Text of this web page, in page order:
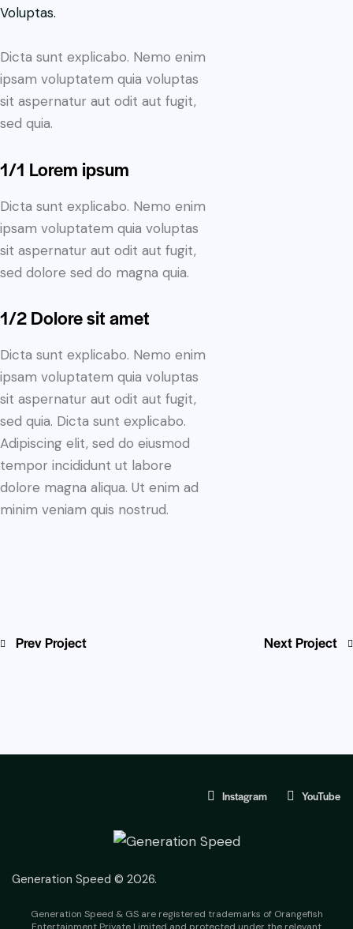
Voluptas.
Dicta sunt explicabo. Nemo enim
ipsam voluptatem quia voluptas
sit aspernatur aut odit aut fugit,
sed quia.
1/1 Lorem ipsum
Dicta sunt explicabo. Nemo enim
ipsam voluptatem quia voluptas
sit aspernatur aut odit aut fugit,
sed dolore sed do magna quia.
1/2 Dolore sit amet
Dicta sunt explicabo. Nemo enim
ipsam voluptatem quia voluptas
sit aspernatur aut odit aut fugit,
sed quia. Dicta sunt explicabo.
Adipiscing elit, sed do eiusmod
tempor incididunt ut labore
dolore magna aliqua. Ut enim ad
minim veniam quis nostrud.
Prev Project Next Project
Generation Speed © 2026.
Instagram YouTube
Generation Speed & GS are registered trademarks of Orangefish